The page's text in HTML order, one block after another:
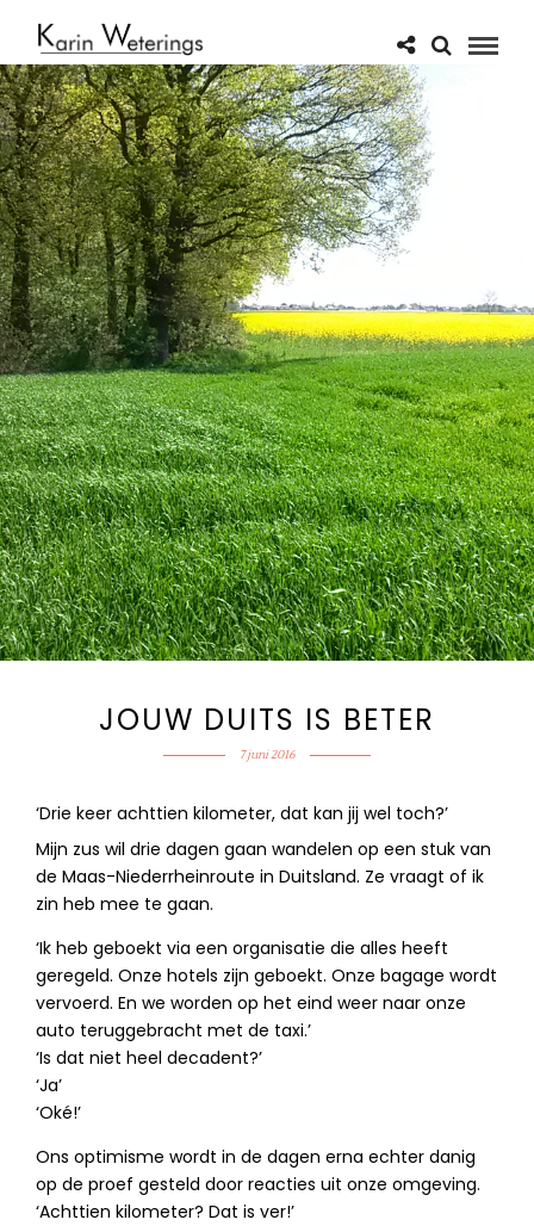
JOUW DUITS IS BETER
7 juni 2016
‘Drie keer achttien kilometer, dat kan jij wel toch?’
Mijn zus wil drie dagen gaan wandelen op een stuk van
de Maas-Niederrheinroute in Duitsland. Ze vraagt of ik
zin heb mee te gaan.
‘Ik heb geboekt via een organisatie die alles heeft
geregeld. Onze hotels zijn geboekt. Onze bagage wordt
vervoerd. En we worden op het eind weer naar onze
auto teruggebracht met de taxi.’
‘Is dat niet heel decadent?’
‘Ja’
‘Oké!’
Ons optimisme wordt in de dagen erna echter danig
op de proef gesteld door reacties uit onze omgeving.
‘Achttien kilometer? Dat is ver!’